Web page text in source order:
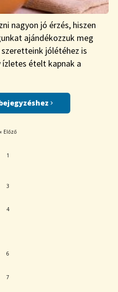
nagyon jó érzés, hiszen
ajándékozzuk meg
jólétéhez is
ízletes ételt kapnak a
« Előző
1
3
4
6
7